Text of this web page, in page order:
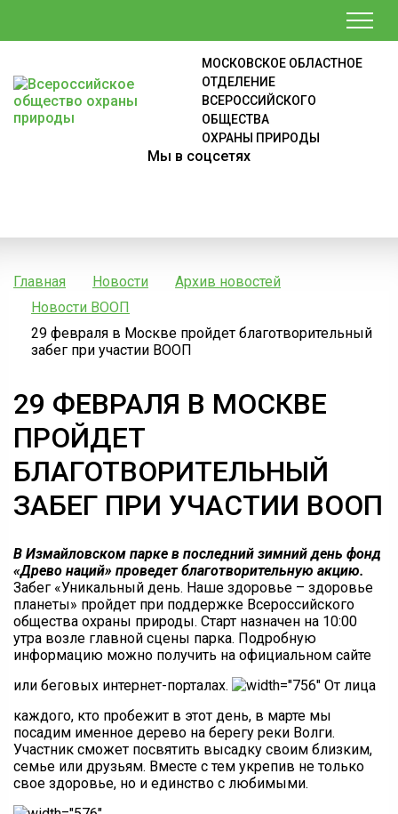
МОСКОВСКОЕ ОБЛАСТНОЕ
ОТДЕЛЕНИЕ
ВСЕРОССИЙСКОГО
ОБЩЕСТВА
ОХРАНЫ ПРИРОДЫ
Мы в соцсетях
Главная Новости
Архив новостей
Новости ВООП
29 февраля в Москве пройдет благотворительный
забег при участии ВООП
29 ФЕВРАЛЯ В МОСКВЕ
ПРОЙДЕТ
БЛАГОТВОРИТЕЛЬНЫЙ
ЗАБЕГ ПРИ УЧАСТИИ ВООП
В Измайловском парке в последний зимний день фонд
«Древо наций» проведет благотворительную акцию.
Забег «Уникальный день. Наше здоровье – здоровье
планеты» пройдет при поддержке Всероссийского
общества охраны природы. Старт назначен на 10:00
утра возле главной сцены парка. Подробную
информацию можно получить на официальном сайте
или беговых интернет-порталах.
От лица
каждого, кто пробежит в этот день, в марте мы
посадим именное дерево на берегу реки Волги.
Участник сможет посвятить высадку своим близким,
семье или друзьям. Вместе с тем укрепив не только
свое здоровье, но и единство с любимыми.